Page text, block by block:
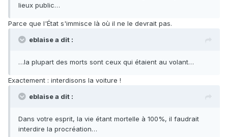
lieux public…
Parce que l'État s'immisce là où il ne le devrait pas.
eblaise a dit :
…la plupart des morts sont ceux qui étaient au volant…
Exactement : interdisons la voiture !
eblaise a dit :
Dans votre esprit, la vie étant mortelle à 100%, il faudrait
interdire la procréation…